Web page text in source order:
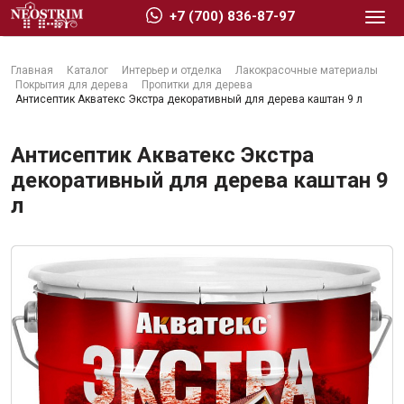
Главная Каталог Интерьер и отделка
Лакокрасочные материалы
Покрытия для дерева
Пропитки для дерева
Антисептик Акватекс Экстра декоративный для дерева каштан 9 л
Антисептик Акватекс Экстра
декоративный для дерева каштан 9
л
+7 (700) 836-87-97
Стройматериалы
Гидроизоляция
Изоляционные материалы
Кровельные материалы